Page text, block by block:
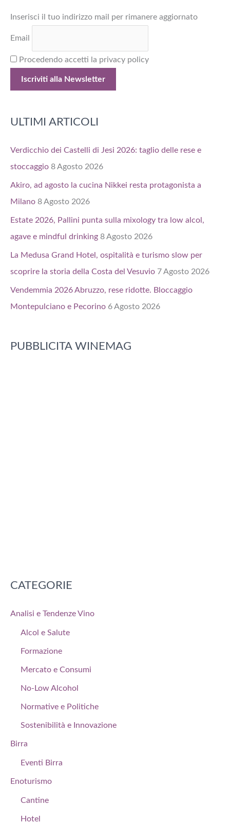
:
Inserisci il tuo indirizzo mail per rimanere aggiornato
Email
Procedendo accetti la privacy policy
ULTIMI ARTICOLI
Verdicchio dei Castelli di Jesi 2026: taglio delle rese e
stoccaggio 8 Agosto 2026
Akiro, ad agosto la cucina Nikkei resta protagonista a
Milano 8 Agosto 2026
Estate 2026, Pallini punta sulla mixology tra low alcol,
agave e mindful drinking 8 Agosto 2026
La Medusa Grand Hotel, ospitalità e turismo slow per
scoprire la storia della Costa del Vesuvio 7 Agosto 2026
Vendemmia 2026 Abruzzo, rese ridotte. Bloccaggio
Montepulciano e Pecorino 6 Agosto 2026
PUBBLICITA WINEMAG
CATEGORIE
Analisi e Tendenze Vino
Alcol e Salute
Formazione
Mercato e Consumi
No-Low Alcohol
Normative e Politiche
Sostenibilità e Innovazione
Birra
Eventi Birra
Enoturismo
Cantine
Hotel